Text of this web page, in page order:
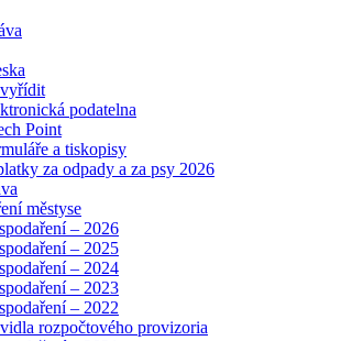
podatelna
Point
a tiskopisy
za odpady a za psy 2026
městyse
– 2026
– 2025
– 2024
– 2023
– 2022
rozpočtového provizoria